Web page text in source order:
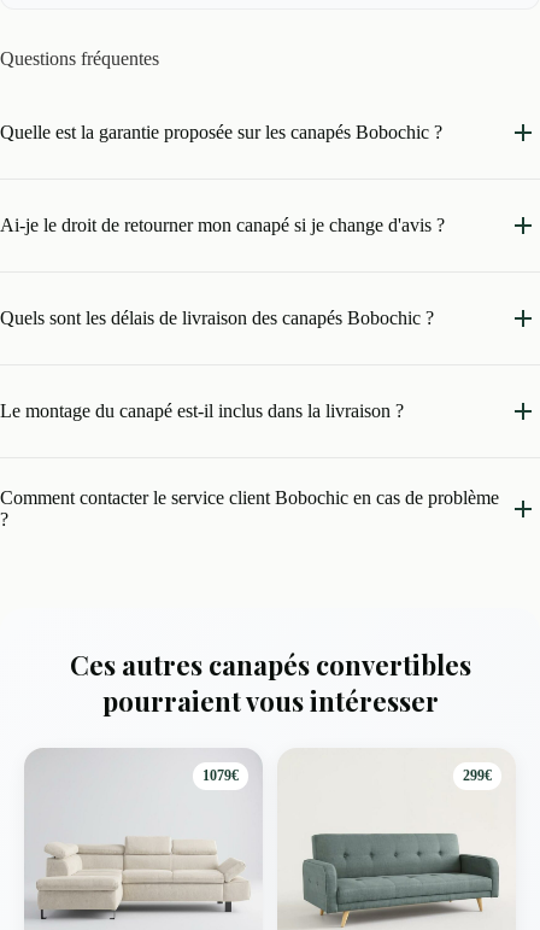
Questions fréquentes
Quelle est la garantie proposée sur les canapés Bobochic ?
Ai-je le droit de retourner mon canapé si je change d'avis ?
Quels sont les délais de livraison des canapés Bobochic ?
Le montage du canapé est-il inclus dans la livraison ?
Comment contacter le service client Bobochic en cas de problème
?
Ces autres canapés convertibles
pourraient vous intéresser
1079€ 299€